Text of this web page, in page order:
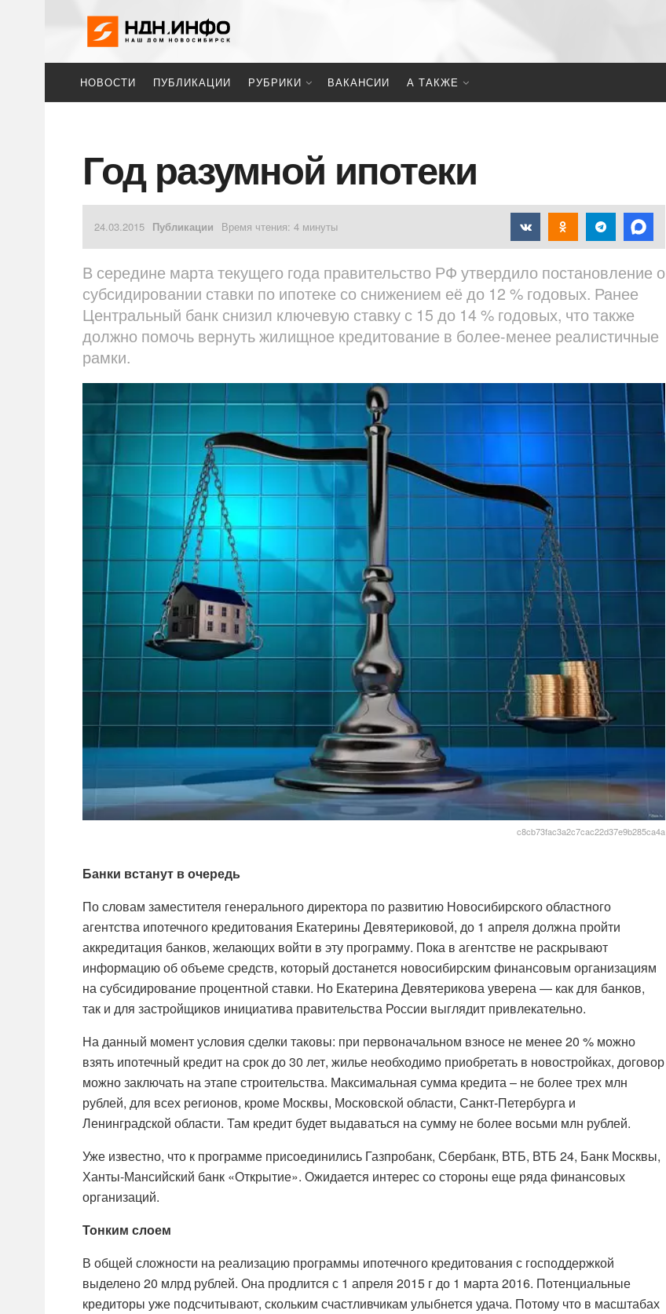
НОВОСТИ ПУБЛИКАЦИИ РУБРИКИ ВАКАНСИИ А ТАКЖЕ
Год разумной ипотеки
24.03.2015 Публикации Время чтения: 4 минуты
В середине марта текущего года правительство РФ утвердило постановление о
субсидировании ставки по ипотеке со снижением её до 12 % годовых. Ранее
Центральный банк снизил ключевую ставку с 15 до 14 % годовых, что также
должно помочь вернуть жилищное кредитование в более-менее реалистичные
рамки.
c8cb73fac3a2c7cac22d37e9b285ca4a
Банки встанут в очередь
По словам заместителя генерального директора по развитию Новосибирского областного
агентства ипотечного кредитования Екатерины Девятериковой, до 1 апреля должна пройти
аккредитация банков, желающих войти в эту программу. Пока в агентстве не раскрывают
информацию об объеме средств, который достанется новосибирским финансовым организациям
на субсидирование процентной ставки. Но Екатерина Девятерикова уверена — как для банков,
так и для застройщиков инициатива правительства России выглядит привлекательно.
На данный момент условия сделки таковы: при первоначальном взносе не менее 20 % можно
взять ипотечный кредит на срок до 30 лет, жилье необходимо приобретать в новостройках, договор
можно заключать на этапе строительства. Максимальная сумма кредита – не более трех млн
рублей, для всех регионов, кроме Москвы, Московской области, Санкт-Петербурга и
Ленинградской области. Там кредит будет выдаваться на сумму не более восьми млн рублей.
Уже известно, что к программе присоединились Газпробанк, Сбербанк, ВТБ, ВТБ 24, Банк Москвы,
Ханты-Мансийский банк «Открытие». Ожидается интерес со стороны еще ряда финансовых
организаций.
Тонким слоем
В общей сложности на реализацию программы ипотечного кредитования с господдержкой
выделено 20 млрд рублей. Она продлится с 1 апреля 2015 г до 1 марта 2016. Потенциальные
кредиторы уже подсчитывают, скольким счастливчикам улыбнется удача. Потому что в масштабах